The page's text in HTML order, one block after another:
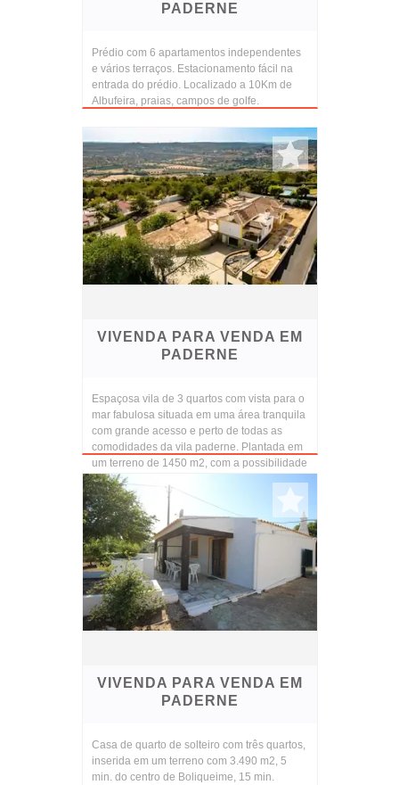
PADERNE
Prédio com 6 apartamentos independentes
e vários terraços. Estacionamento fácil na
entrada do prédio. Localizado a 10Km de
Albufeira, praias, campos de golfe.
VIVENDA PARA VENDA EM
PADERNE
Espaçosa vila de 3 quartos com vista para o
mar fabulosa situada em uma área tranquila
com grande acesso e perto de todas as
comodidades da vila paderne. Plantada em
um terreno de 1450 m2, com a possibilidade
de faz...
VIVENDA PARA VENDA EM
PADERNE
Casa de quarto de solteiro com três quartos,
inserida em um terreno com 3.490 m2, 5
min. do centro de Boliqueime, 15 min.